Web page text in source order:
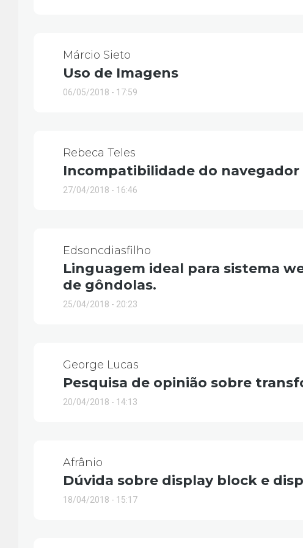
Márcio Sieto
Uso de Imagens
06/05/2018 - 17:59
Rebeca Teles
Incompatibilidade do navegador
27/04/2018 - 16:46
Edsoncdiasfilho
Linguagem ideal para sistema
de gôndolas.
25/04/2018 - 20:23
George Lucas
Pesquisa de opinião sobre
20/04/2018 - 14:13
Afrânio
Dúvida sobre display block e
18/04/2018 - 15:17